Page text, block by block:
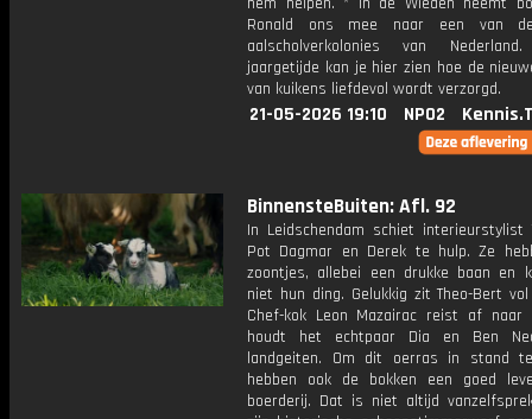
Ronald ons mee naar een van
aalscholverkolonies van
jaargetijde kan je hier zien hoe de
van kuikens liefdevol wordt verzorgd.
21-05-2026 19:10 NPO2
BinnensteBuiten: Afl. 92
In Leidschendam schiet interieurstylist
Pot Dagmar en Derek te hulp. Ze
zoontjes, allebei een drukke baan en
niet hun ding. Gelukkig zit Theo-Bert
Chef-kok Leon Mazairac reist af naar
houdt het echtpaar Dia en Ben
landgeiten. Om dit oerras in stand
hebben ook de bokken een goed
boerderij. Dat is niet altijd